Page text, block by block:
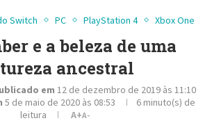
Switch PC PlayStation 4 Xbox One
e a beleza de uma
ancestral
em 12 de dezembro de 2019 às 11:10
5 de maio de 2020 às 08:53
6 minuto(s) de
leitura
A+A-